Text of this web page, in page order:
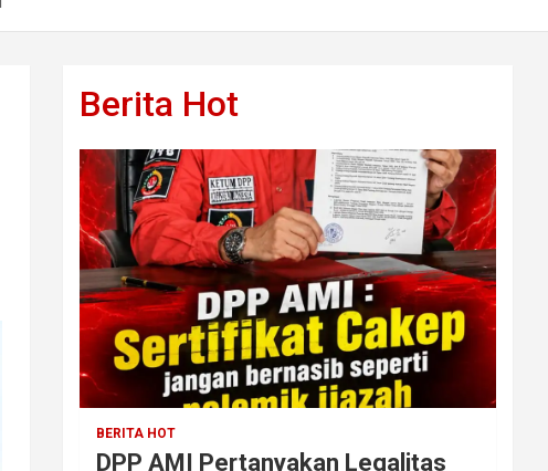
Berita Hot
BERITA HOT
DPP AMI Pertanyakan Legalitas